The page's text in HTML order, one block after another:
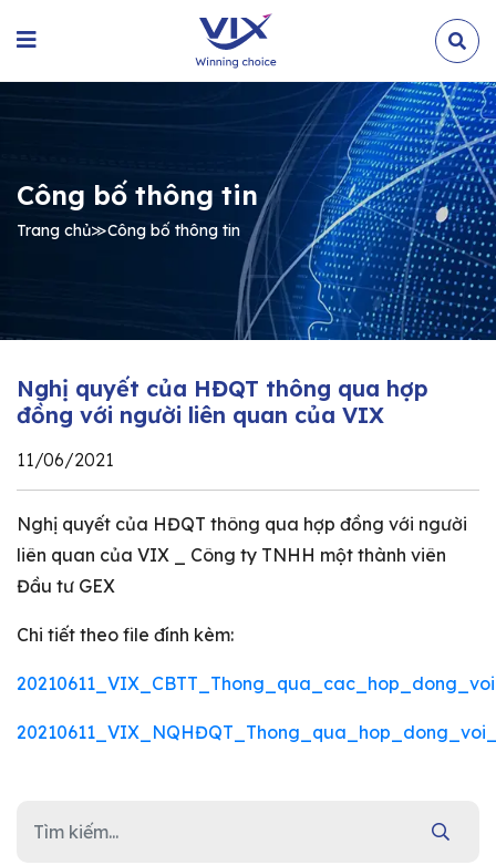
Công bố thông tin
Trang chủ≫Công bố thông tin
Nghị quyết của HĐQT thông qua hợp
đồng với người liên quan của VIX
11/06/2021
Nghị quyết của HĐQT thông qua hợp đồng với người
liên quan của VIX _ Công ty TNHH một thành viên
Đầu tư GEX
Chi tiết theo file đính kèm: